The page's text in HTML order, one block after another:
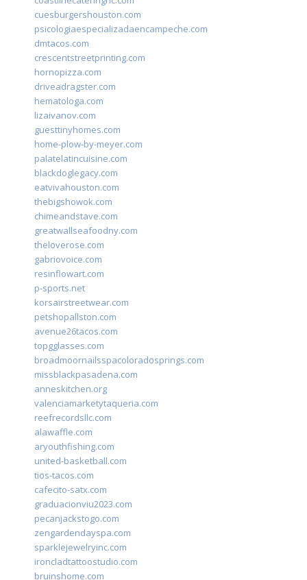
cuesburgershouston.com
psicologiaespecializadaencampeche.com
dmtacos.com
crescentstreetprinting.com
hornopizza.com
driveadragster.com
hematologa.com
lizaivanov.com
guesttinyhomes.com
home-plow-by-meyer.com
palatelatincuisine.com
blackdoglegacy.com
eatvivahouston.com
thebigshowok.com
chimeandstave.com
greatwallseafoodny.com
theloverose.com
gabriovoice.com
resinflowart.com
p-sports.net
korsairstreetwear.com
petshopallston.com
avenue26tacos.com
topgglasses.com
broadmoornailsspacoloradosprings.com
missblackpasadena.com
anneskitchen.org
valenciamarketytaqueria.com
reefrecordsllc.com
alawaffle.com
aryouthfishing.com
united-basketball.com
tios-tacos.com
cafecito-satx.com
graduacionviu2023.com
pecanjackstogo.com
zengardendayspa.com
sparklejewelryinc.com
ironcladtattoostudio.com
bruinshome.com